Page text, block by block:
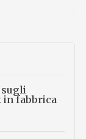
in fabbrica